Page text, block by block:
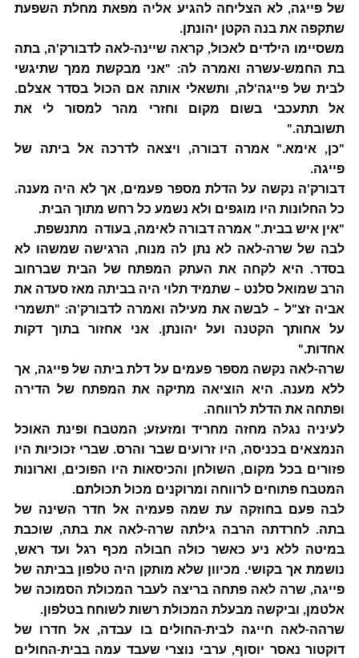
של פייגה, לא הצליחה להגיע אליה מפאת מחלת השפעת
שתקפה את בנה הקטן יהונתן.
משסיימו הילדים לאכול, קראה שיינה-לאה לדבורק'ה, בתה
בת החמש-עשרה ואמרה לה: "אני מבקשת ממך שתיגשי
לבית של פייגה'לה, ותשאלי אותה אם הכול בסדר אצלם.
אל תתעכבי בשום מקום וחזרי מהר למסור לי את
תשובתה."
"כן, אימא." אמרה דבורה, ויצאה לדרכה אל ביתה של
פייגה.
דבורק'ה נקשה על הדלת מספר פעמים, אך לא היה מענה.
כל החלונות היו מוגפים ולא נשמע כל רחש מתוך הבית.
"אין איש בבית." אמרה דבורה לאימה, בעודה מתנשפת.
לבה של שרה-לאה לא נתן לה מנוח, הרגישה שמשהו לא
בסדר. היא לקחה את העתק המפתח של הבית שברחוב
הרב שמואל סלנט – שתמיד תלוי היה בביתה מאז סעדה את
אביה זצ"ל – לבשה את מעילה ואמרה לדבורק'ה: "תשמרי
על אחותך הקטנה ועל יהונתן. אני אחזור בתוך דקות
אחדות."
שרה-לאה נקשה מספר פעמים על דלת ביתה של פייגה, אך
ללא מענה. היא הוציאה מתיקה את המפתח של הדירה
ופתחה את הדלת לרווחה.
לעיניה נגלה מחזה מחריד ומזעזע; המטבח ופינת האוכל
הנמצאים בכניסה, היו זרועים שבר והרס. שברי זכוכיות היו
פזורים בכל מקום, השולחן והכיסאות היו הפוכים, וארונות
המטבח פתוחים לרווחה ומרוקנים מכול תכולתם.
לבה פעם בחוזקה עת שמה פעמיה אל חדר השינה של
בתה. לחרדתה הרבה גילתה שרה-לאה את בתה, שוכבת
במיטה ללא ניע כאשר כולה חבולה מכף רגל ועד ראש,
נושמת אך בקושי. מכיוון שלא מותקן היה טלפון בביתה של
פייגה, שרה לאה פתחה בריצה לעבר המכולת הסמוכה של
אלטמן, וביקשה מבעלת המכולת רשות לשוחח בטלפון.
שרהה-לאה חייגה לבית-החולים בו עבדה, אל חדרו של
דוקטור נאסר יוסוף, ערבי נוצרי שעבד עמה בבית-החולים